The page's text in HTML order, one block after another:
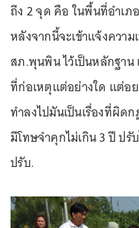
ถึง 2 จุด คือ ในพื้นที่อำเ
หลังจากนี้จะเข้าแจ้งควา
สภ.พุนพิน ไว้เป็นหลักฐา
ที่ก่อเหตุแต่อย่างใด แต่อ
ทำลงไปมันเป็นเรื่องที่ผิด
มีโทษจำคุกไม่เกิน 3 ปี ปรั
ปรับ.